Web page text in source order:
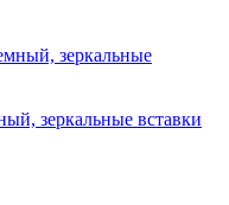
зеркальные вставки